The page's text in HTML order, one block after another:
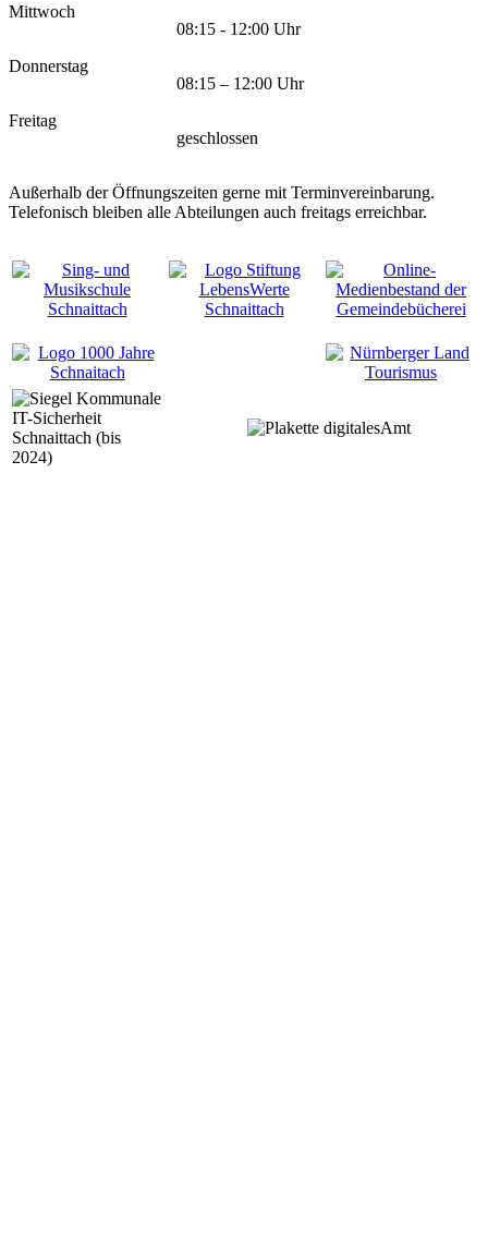
Mittwoch
08:15 - 12:00 Uhr
Donnerstag
08:15 – 12:00 Uhr
Freitag
geschlossen
Außerhalb der Öffnungszeiten gerne mit Terminvereinbarung.
Telefonisch bleiben alle Abteilungen auch freitags erreichbar.